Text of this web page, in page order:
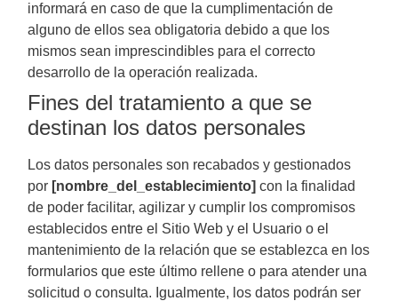
informará en caso de que la cumplimentación de
alguno de ellos sea obligatoria debido a que los
mismos sean imprescindibles para el correcto
desarrollo de la operación realizada.
Fines del tratamiento a que se
destinan los datos personales
Los datos personales son recabados y gestionados
por [nombre_del_establecimiento] con la finalidad
de poder facilitar, agilizar y cumplir los compromisos
establecidos entre el Sitio Web y el Usuario o el
mantenimiento de la relación que se establezca en los
formularios que este último rellene o para atender una
solicitud o consulta. Igualmente, los datos podrán ser